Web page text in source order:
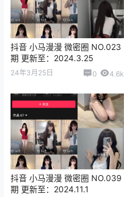
抖音 小马漫漫 微密圈 NO.023
期 更新至：2024.3.25
24年3月25日 0 4.6k
抖音 小马漫漫 微密圈 NO.039
期 更新至：2024.11.1